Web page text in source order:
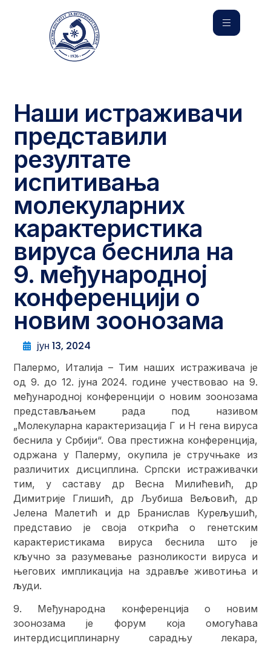
Наши истраживачи
представили
резултате
испитивања
молекуларних
карактеристика
вируса беснила на
9. међународној
конференцији о
новим зоонозама
јун 13, 2024
Палермо, Италија – Тим наших истраживача је
од 9. до 12. јуна 2024. године учествовао на 9.
међународној конференцији о новим зоонозама
представљањем рада под називом
„Молекуларна карактеризација Г и Н гена вируса
беснила у Србији“. Ова престижна конференција,
одржана у Палерму, окупила је стручњаке из
различитих дисциплина. Српски истраживачки
тим, у саставу др Весна Милићевић, др
Димитрије Глишић, др Љубиша Вељовић, др
Јелена Малетић и др Бранислав Курељушић,
представио је своја открића о генетским
карактеристикама вируса беснила што је
кључно за разумевање разноликости вируса и
његових импликација на здравље животиња и
људи.
9. Међународна конференција о новим
зоонозама је форум која омогућава
интердисциплинарну сарадњу лекара,